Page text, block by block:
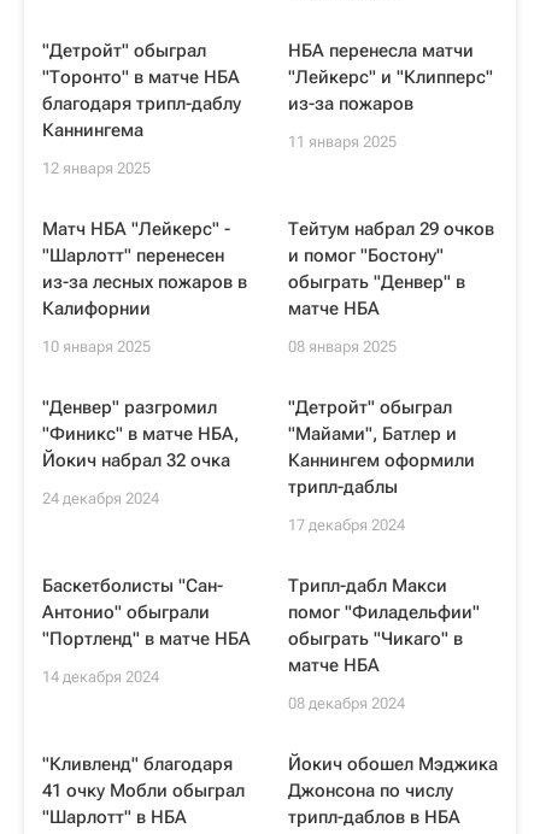
"Детройт" обыграл
"Торонто" в матче НБА
благодаря трипл-даблу
Каннингема
12 января 2025
НБА перенесла матчи
"Лейкерс" и "Клипперс"
из-за пожаров
11 января 2025
Матч НБА "Лейкерс" -
"Шарлотт" перенесен
из-за лесных пожаров в
Калифорнии
10 января 2025
Тейтум набрал 29 очков
и помог "Бостону"
обыграть "Денвер" в
матче НБА
08 января 2025
"Денвер" разгромил
"Финикс" в матче НБА,
Йокич набрал 32 очка
24 декабря 2024
"Детройт" обыграл
"Майами", Батлер и
Каннингем оформили
трипл-даблы
17 декабря 2024
Баскетболисты "Сан-
Антонио" обыграли
"Портленд" в матче НБА
14 декабря 2024
Трипл-дабл Макси
помог "Филадельфии"
обыграть "Чикаго" в
матче НБА
08 декабря 2024
"Кливленд" благодаря
41 очку Мобли обыграл
"Шарлотт" в НБА
Йокич обошел Мэджика
Джонсона по числу
трипл-даблов в НБА